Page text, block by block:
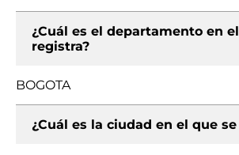
¿Cuál es el departamento en
registra?
BOGOTA
¿Cuál es la ciudad en el que